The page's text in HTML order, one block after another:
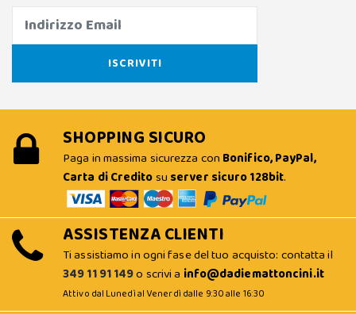
SHOPPING SICURO
Paga in massima sicurezza con Bonifico, PayPal,
Carta di Creditosu server sicuro 128bit.
ASSISTENZA CLIENTI
Ti assistiamo in ogni fase del tuo acquisto: contatta il
349 11 91 149o scrivi a info@dadiemattoncini.it
Attivo dal Lunedì al Venerdì dalle 9:30 alle 16:30